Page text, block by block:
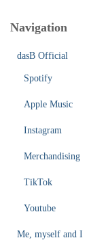
Navigation
dasB Official
Spotify
Apple Music
Instagram
Merchandising
TikTok
Youtube
Me, myself and I